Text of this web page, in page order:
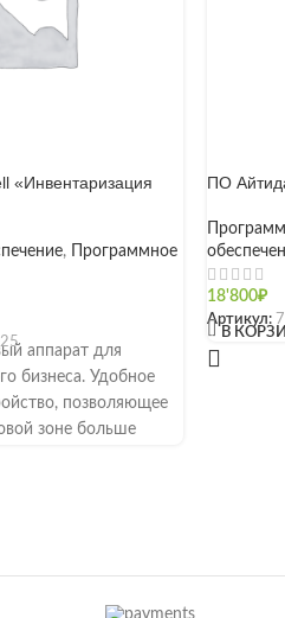
«Инвентаризация
,
Программное
аппарат для
бизнеса. Удобное
позволяющее
зоне больше
ПО
18'800₽
В
Артикул:
[]